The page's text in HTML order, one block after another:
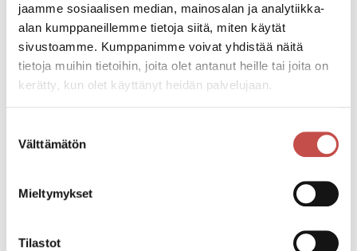
jaamme sosiaalisen median, mainosalan ja analytiikka-
alan kumppaneillemme tietoja siitä, miten käytät
sivustoamme. Kumppanimme voivat yhdistää näitä
tietoja muihin tietoihin, joita olet antanut heille tai joita on
kerätty, kun olet käyttänyt heidän palvelujaan.
valinta
Välttämätön
Mieltymykset
Tilastot
Saarijärven kaavoitus ja maankäyttöpalvelut sekä
aluearkkitehtipalvelut
Tiistaisin Karstulassa (huom. varaa aika
asiakaskäynnille)
Kaavasuunnittelija
044 4598 225